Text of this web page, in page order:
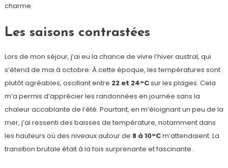
charme.
Les saisons contrastées
Lors de mon séjour, j’ai eu la chance de vivre l’hiver austral, qui
s’étend de mai à octobre. À cette époque, les températures sont
plutôt agréables, oscillant entre 22 et 24°Csur les plages. Cela
m’a permis d’apprécier les randonnées en journée sans la
chaleur accablante de l’été. Pourtant, en m’éloignant un peu de la
mer, j’ai ressenti des baisses de température, notamment dans
les hauteurs où des niveaux autour de 8 à 10°Cm’attendaient. La
transition brutale était à la fois surprenante et fascinante.